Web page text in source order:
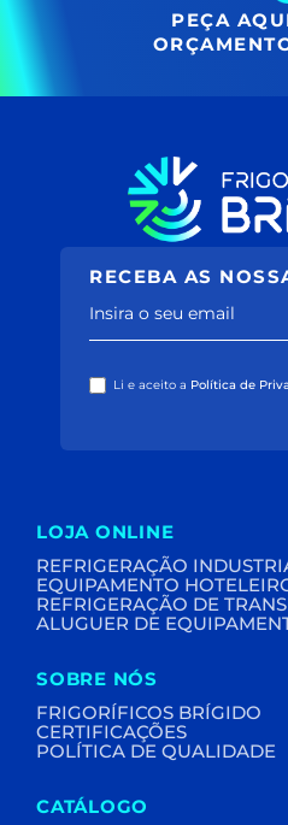
PEÇA
RECEBA AS
Insira o seu email
Li e aceito a Política de
LOJA ONLINE
REFRIGERAÇÃO
EQUIPAMENTO
REFRIGERAÇÃO DE
ALUGUER DE
SOBRE NÓS
FRIGORÍFICOS BRÍGIDO
CERTIFICAÇÕES
POLÍTICA DE QUALIDADE
CATÁLOGO